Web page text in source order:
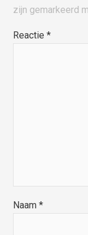
zijn gemarkeerd
Reactie*
Naam*